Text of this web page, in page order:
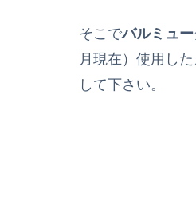
そこでバルミュ
月現在）使用し
して下さい。